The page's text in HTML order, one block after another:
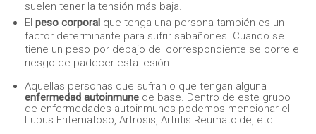
suelen tener la tensión más baja.
El peso corporal que tenga una persona también es un
factor determinante para sufrir sabañones. Cuando se
tiene un peso por debajo del correspondiente se corre el
riesgo de padecer esta lesión.
Aquellas personas que sufran o que tengan alguna
enfermedad autoinmune de base. Dentro de este grupo
de enfermedades autoinmunes podemos mencionar el
Lupus Eritematoso, Artrosis, Artritis Reumatoide, etc.